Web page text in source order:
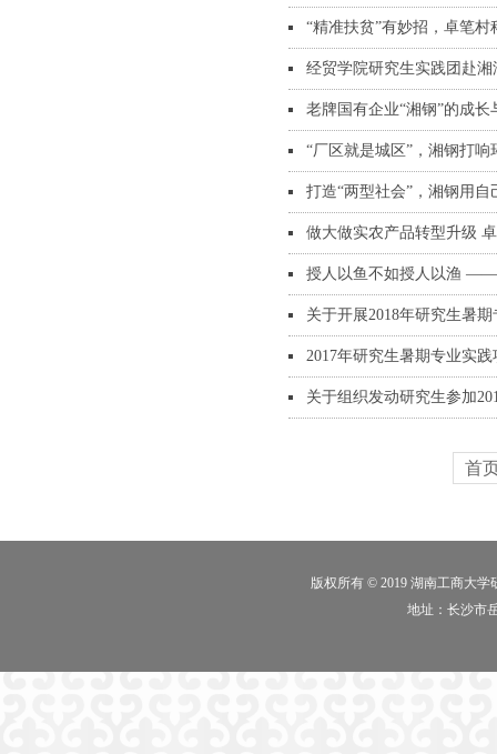
“精准扶贫”有妙招，卓笔
经贸学院研究生实践团赴
老牌国有企业“湘钢”的成长
“厂区就是城区”，湘钢打响
打造“两型社会”，湘钢用自
做大做实农产品转型升级
授人以鱼不如授人以渔 ——
关于开展2018年研究生暑
2017年研究生暑期专业实
关于组织发动研究生参加
首
版权所有 © 2019 湖南工商大学
地址：长沙市